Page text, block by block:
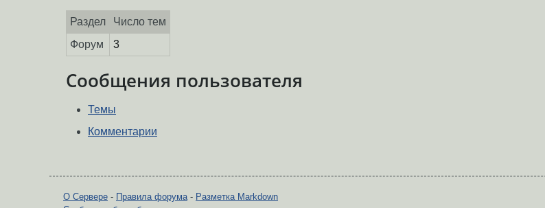
Раздел
Число тем
Форум
3
Сообщения пользователя
Темы
Комментарии
О Сервере - Правила форума- Разметка Markdown